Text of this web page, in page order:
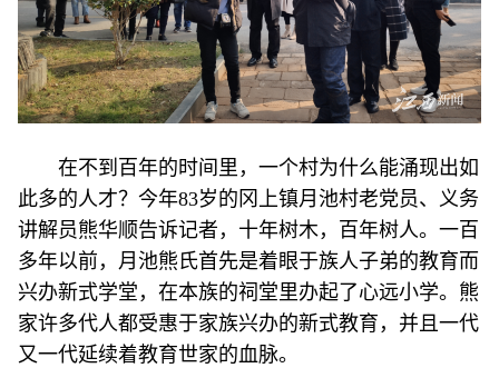
在不到百年的时间里，一个村为什么能涌现出如
此多的人才？今年83岁的冈上镇月池村老党员、义务
讲解员熊华顺告诉记者，十年树木，百年树人。一百
多年以前，月池熊氏首先是着眼于族人子弟的教育而
兴办新式学堂，在本族的祠堂里办起了心远小学。熊
家许多代人都受惠于家族兴办的新式教育，并且一代
又一代延续着教育世家的血脉。